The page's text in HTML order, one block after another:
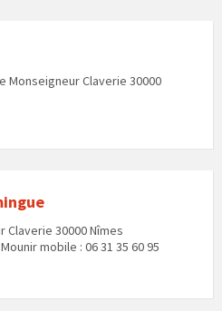
Monseigneur Claverie 30000
Claverie 30000 Nîmes
mobile : 06 31 35 60 95